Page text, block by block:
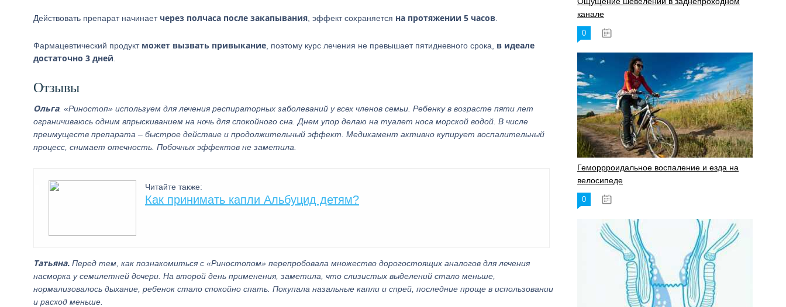
Действовать препарат начинаетчерез полчаса после закапывания , эффект сохраняется на протяжении 5 часов
Фармацевтический продукт может вызвать привыкание , поэтому курс лечения не превышает пятидневного срока, в идеале
достаточно 3 дней
Отзывы
Ольга. «Риностоп» используем для лечения респираторных заболеваний у всех членов семьи. Ребенку в возрасте пяти лет
ограничиваюсь одним впрыскиванием на ночь для спокойного сна. Днем упор делаю на туалет носа морской водой. В числе
преимуществ препарата – быстрое действие и продолжительный эффект. Медикамент активно купирует воспалительный
процесс, снимает отечность. Побочных эффектов не заметила.
Читайте также:
Как принимать капли Альбуцид детям?
Татьяна. Перед тем, как познакомиться с «Риностопом» перепробовала множество дорогостоящих аналогов для лечения
насморка у семилетней дочери. На второй день применения, заметила, что слизистых выделений стало меньше,
нормализовалось дыхание, ребенок стало спокойно спать. Покупала назальные капли и спрей, последние проще в использовании
и расход меньше.
канале
0
Геморрроидальное воспаление и езда на
велосипеде
0